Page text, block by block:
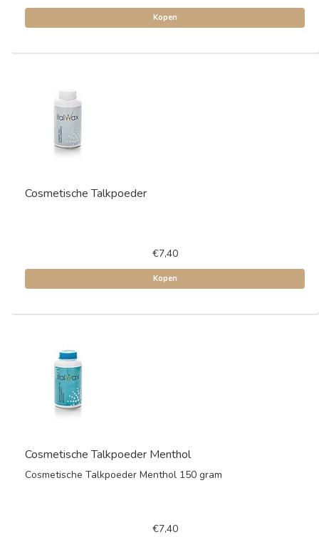
Kopen
Cosmetische Talkpoeder
€7,40
Kopen
Cosmetische Talkpoeder Menthol
Cosmetische Talkpoeder Menthol 150 gram
€7,40